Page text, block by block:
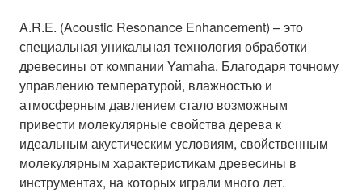
A.R.E. (Acoustic Resonance Enhancement) – это
специальная уникальная технология обработки
древесины от компании Yamaha. Благодаря точному
управлению температурой, влажностью и
атмосферным давлением стало возможным
привести молекулярные свойства дерева к
идеальным акустическим условиям, свойственным
молекулярным характеристикам древесины в
инструментах, на которых играли много лет.